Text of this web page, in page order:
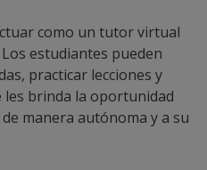
como un tutor virtual
estudiantes pueden
practicar lecciones y
brinda la oportunidad
manera autónoma y a su